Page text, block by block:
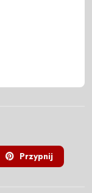
Przypnij